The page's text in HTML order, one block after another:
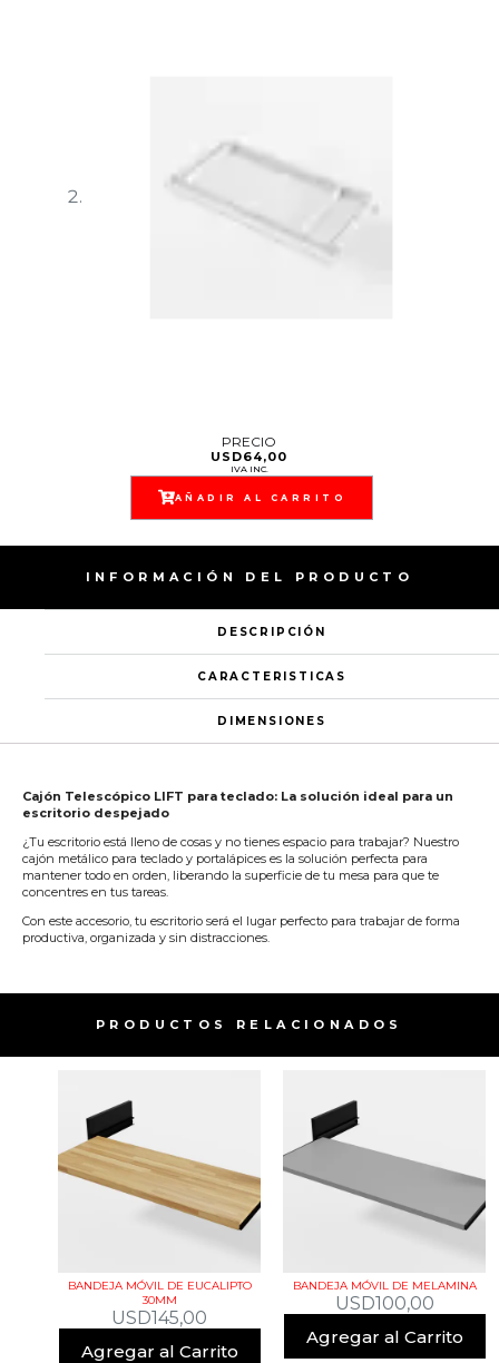
PRECIO
USD64,00
IVA INC.
AÑADIR AL CARRITO
INFORMACIÓN DEL PRODUCTO
DESCRIPCIÓN
CARACTERISTICAS
DIMENSIONES
Cajón Telescópico LIFT para teclado: La solución ideal para un
escritorio despejado
¿Tu escritorio está lleno de cosas y no tienes espacio para trabajar? Nuestro
cajón metálico para teclado y portalápices es la solución perfecta para
mantener todo en orden, liberando la superficie de tu mesa para que te
concentres en tus tareas.
Con este accesorio, tu escritorio será el lugar perfecto para trabajar de forma
productiva, organizada y sin distracciones.
PRODUCTOS RELACIONADOS​
BANDEJA MÓVIL DE EUCALIPTO
30MM
USD145,00
Agregar al Carrito
BANDEJA MÓVIL DE MELAMINA
USD100,00
Agregar al Carrito